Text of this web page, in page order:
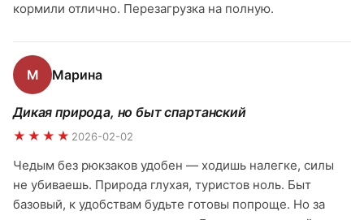
кормили отлично. Перезагрузка на полную.
М Марина
Дикая природа, но быт спартанский
★★★★ 2026-02-02
Чедым без рюкзаков удобен — ходишь налегке, силы
не убиваешь. Природа глухая, туристов ноль. Быт
базовый, к удобствам будьте готовы попроще. Но за